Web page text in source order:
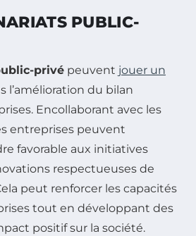
PUBLIC-
privé peuvent jouer un
l’amélioration du bilan
Encollaborant avec les
entreprises peuvent
favorable aux initiatives
respectueuses de
peut renforcer les capacités
tout en développant des
positif sur la société.